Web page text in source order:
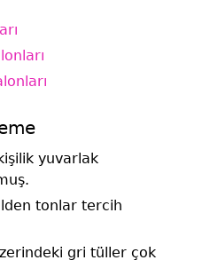
yuvarlak
tonlar tercih
gri tüller çok